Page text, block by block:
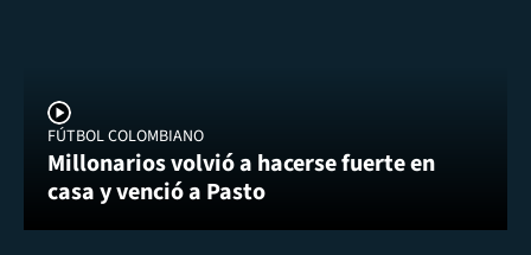
FÚTBOL COLOMBIANO
Millonarios volvió a hacerse fuerte en
casa y venció a Pasto